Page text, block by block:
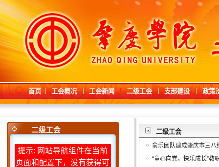
首页 工会概况 工会新闻 二级工会 支部建设 政策
二级工会
提示: 网站导航组件在当前
页面和配置下，没有获得可
二级工会
俞乐团队建成肇庆市三八
“童心向党，快乐成长”